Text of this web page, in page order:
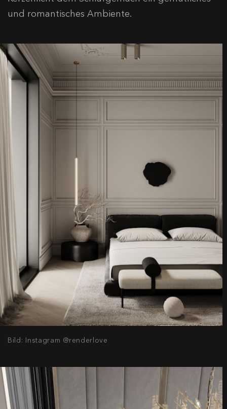
und romantisches Ambiente.
Bild: Instagram @renderlove